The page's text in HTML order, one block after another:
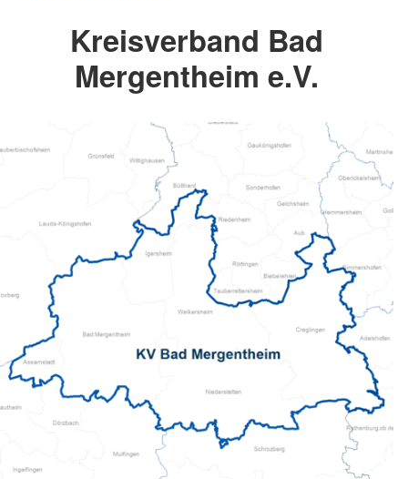
Kreisverband Bad
Mergentheim e.V.